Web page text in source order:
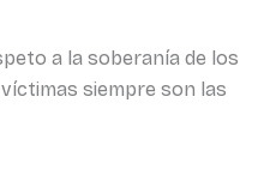
a la soberanía de los
siempre son las